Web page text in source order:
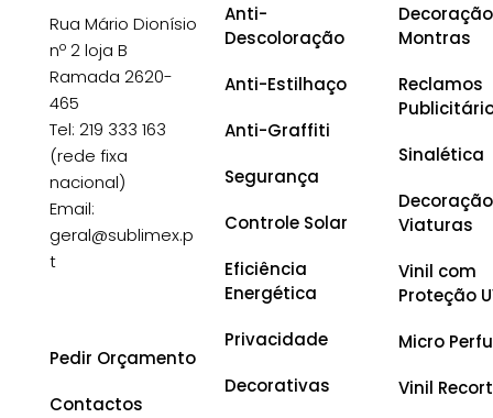
Rua Mário Dionísio
nº 2 loja B
Ramada 2620-
465
Tel: 219 333 163
(rede fixa
nacional)
Email:
geral@sublimex.p
t
Pedir Orçamento
Contactos
Anti-
Descoloração
Anti-Estilhaço
Anti-Graffiti
Segurança
Controle Solar
Eficiência
Energética
Privacidade
Decorativas
Decoração
Montras
Reclamos
Sinalética
Decoração
Viaturas
Vinil com
Proteção
Micro
Vinil